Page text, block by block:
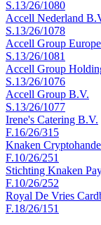
S.13/26/1080
Accell Nederland
S.13/26/1078
Accell Group
S.13/26/1081
Accell Group
S.13/26/1076
Accell Group B.V.
S.13/26/1077
Irene's Catering B.V.
F.16/26/315
Knaken
F.10/26/251
Stichting Knaken
F.10/26/252
Royal De Vries
F.18/26/151